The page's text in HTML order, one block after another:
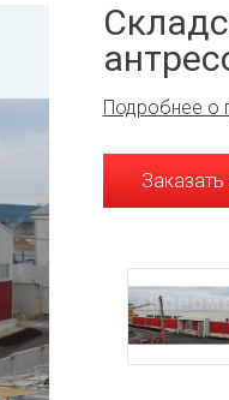
Подробнее о
Заказать